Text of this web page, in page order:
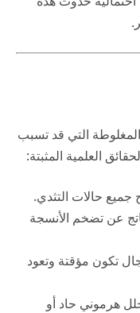
المغلوطة التي قد تسبب
العلمية المثبتة:
جميع حالات التثدي.
عن تضخم الأنسجة
تكون مؤقتة وتعود
هرموني حاد أو